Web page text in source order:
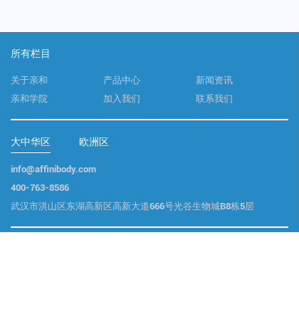
所有栏目
关于亲和 产品中心
新闻资讯
亲和学院
加入我们 联系我们
大中华区 欧洲区
info@affinibody.com
400-763-8586
武汉市洪山区东湖高新区高新大道666号光谷生物城B8栋5层